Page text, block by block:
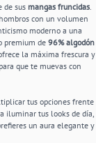
de sus mangas fruncidas
con un volumen
moderno a una
premium de 96% algodón
la máxima frescura y
que te muevas con
tus opciones frente
iluminar tus looks de día,
un aura elegante y